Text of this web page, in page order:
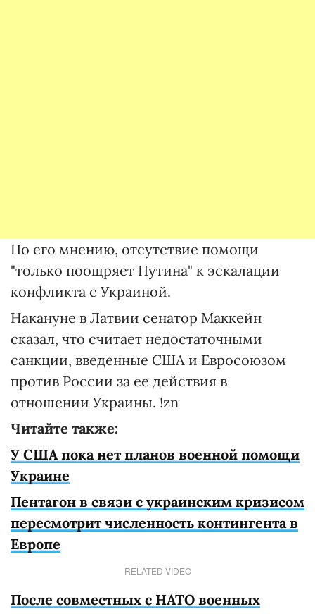
По его мнению, отсутствие помощи
"только поощряет Путина" к эскалации
конфликта с Украиной.
Накануне в Латвии сенатор Маккейн
сказал, что считает недостаточными
санкции, введенные США и Евросоюзом
против России за ее действия в
отношении Украины. !zn
Читайте также:
У США пока нет планов военной помощи
Украине
Пентагон в связи с украинским кризисом
пересмотрит численность контингента в
Европе
RELATED VIDEO
После совместных с НАТО военных